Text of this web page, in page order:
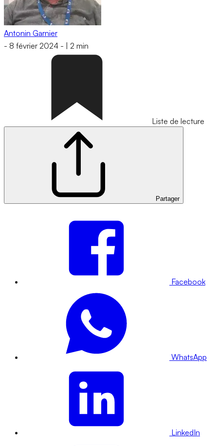
Antonin Garnier
- 8 février 2024 - 2 min
Liste de lecture
Partager
Facebook
WhatsApp
LinkedIn